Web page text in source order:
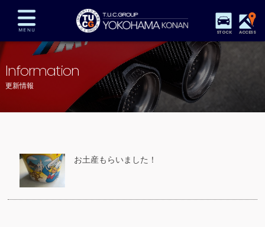
STOCK ACCESS
在庫車両情報 保証&サービス パーツリスト
TUCとは？ 店舗情報 アクセスマップ
全国納車 特別作業 注文販売
プライバシーポリシー
Information
更新情報
お土産もらいました！